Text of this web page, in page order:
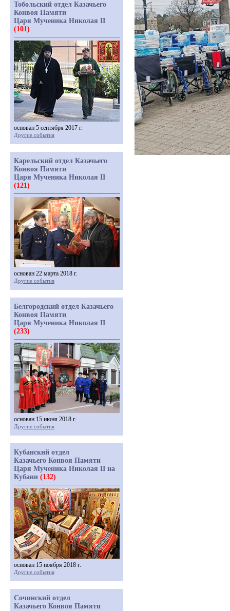
Тобольский отдел Казачьего
Конвоя Памяти
Царя Мученика Николая II
(101)
основан 5 сентября 2017 г.
Другие события
Карельский отдел Казачьего
Конвоя Памяти
Царя Мученика Николая II
(121)
основан 22 марта 2018 г.
Другие события
Белгородский отдел Казачьего
Конвоя Памяти
Царя Мученика Николая II
(233)
основан 15 июня 2018 г.
Другие события
Кубанский отдел
Казачьего Конвоя Памяти
Царя Мученика Николая II на
Кубани (132)
основан 15 ноября 2018 г.
Другие события
Сочинский отдел
Казачьего Конвоя Памяти